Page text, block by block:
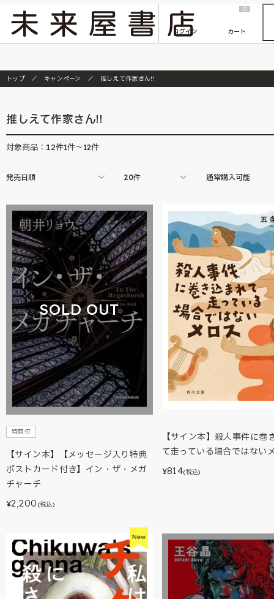
『ONE PIECE magazine 021 ONE PIECEカード付き同梱版』発売延期のご案内
ログイン
0
カート
トップ キャンペーン 推しえて作家さん!!
推しえて作家さん!!
対象商品： 12件1件～12件
発売日順 20件 通常購入可能
SOLD OUT
特典付
【サイン本】【メッセージ入り特典
ポストカード付き】イン・ザ・メガ
チャーチ
¥2,200 (税込)
【サイン本】殺人事件に巻
て走っている場合ではない
¥814(税込)